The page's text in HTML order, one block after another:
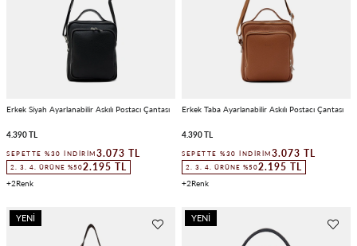
Erkek Siyah Ayarlanabilir Askılı Postacı Çantası
4.390 TL
SEPETTE %30 İNDIRIM 3.073 TL
2. 3. 4. ÜRÜNE %502.195 TL
2
Erkek Taba Ayarlanabilir Askılı Postacı Çantası
4.390 TL
SEPETTE %30 İNDIRIM 3.073 TL
2. 3. 4. ÜRÜNE %502.195 TL
2
YENI
YENI